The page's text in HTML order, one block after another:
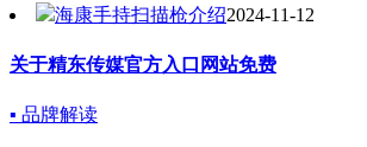
海康手持扫描枪介绍2024-11-12
关于精东传媒官方入口网站免费
▪ 品牌解读